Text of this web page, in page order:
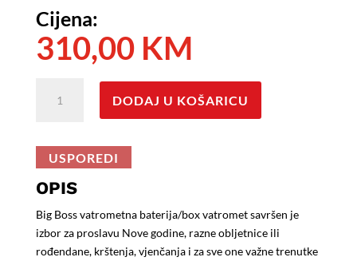
Cijena:
310,00 KM
BOSS;
Izbačaja;
III
količina
DODAJ U KOŠARICU
USPOREDI
OPIS
Big Boss vatrometna baterija/box vatromet savršen je
izbor za proslavu Nove godine, razne obljetnice ili
rođendane, krštenja, vjenčanja i za sve one važne trenutke